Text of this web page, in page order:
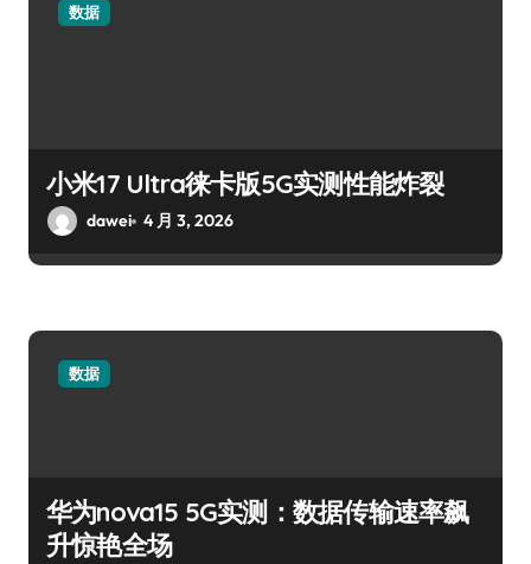
数据
小米17 Ultra徕卡版5G实测性能炸裂
dawei 4 月 3, 2026
数据
华为nova15 5G实测：数据传输速率飙
升惊艳全场